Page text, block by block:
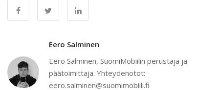
Eero Salminen
Eero Salminen, SuomiMobiilin perustaja ja
päätoimittaja. Yhteydenotot:
eero.salminen@suomimobiili.fi